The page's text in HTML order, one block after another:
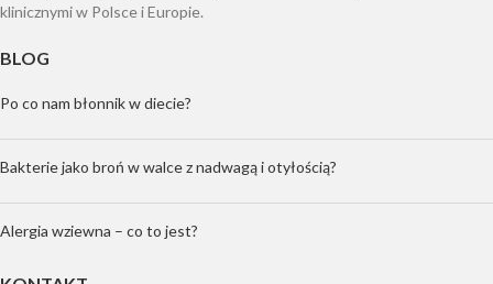
klinicznymi w Polsce i Europie.
BLOG
Po co nam błonnik w diecie?
Bakterie jako broń w walce z nadwagą i otyłością?
Alergia wziewna – co to jest?